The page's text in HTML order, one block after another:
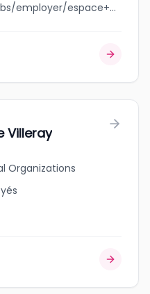
jobbank.gc.ca/browsejobs/employer/espace+explora+inc./ca
Villeray
Organizations